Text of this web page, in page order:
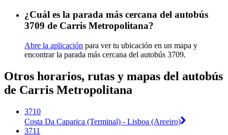
¿Cuál es la parada más cercana del autobús
3709 de Carris Metropolitana?
Abre la aplicación para ver tu ubicación en un mapa y
encontrar la parada más cercana del autobús 3709.
Otros horarios, rutas y mapas del autobús
de Carris Metropolitana
3710
Costa Da Caparica (Terminal) - Lisboa (Areeiro)
3711